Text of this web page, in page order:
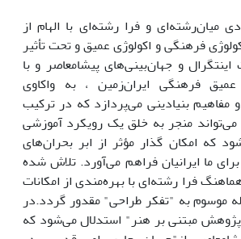
میان‌رشته‌ای و فرا رشته‌ای با الهام از
فرهنگی و اکولوژی عمیق و تحت تأثیر
اینتگرال و جهان‌بینی‌های پیشامعاصر و با
فرهنگی ایران‌زمین ، به واکاوی
بنیادینی می‌پردازد که در ترکیب
منجر به خلق یک رویکرد آموزشی
که امکان گذار مؤثر از ابر بحران‌های
ما ایرانیان فراهم می‌آورد. تلاش شده
فرا رشته‌ای با بهره‌مندی از امکانات
موسوم به "تفکر طراحی" مقدور گردد.در
مبتنی بر هنر" استدلال می‌شود که